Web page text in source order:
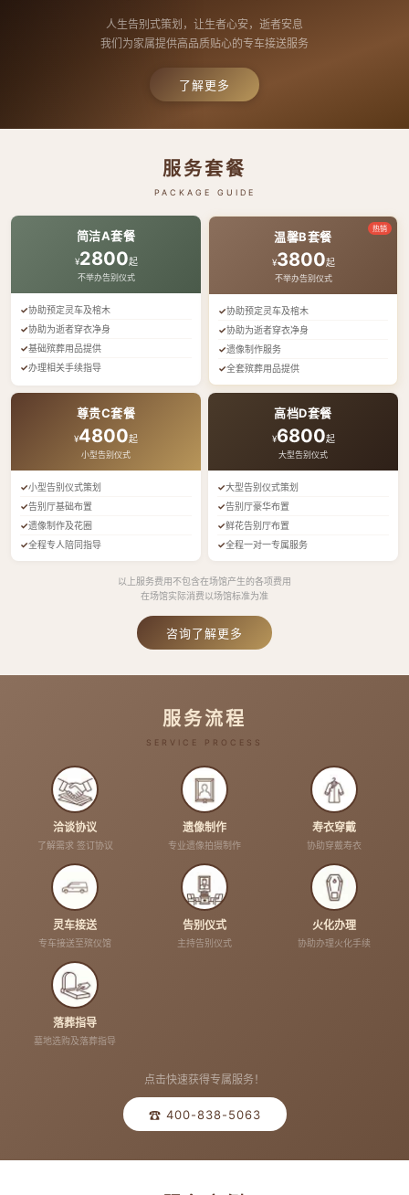
人生告别式策划，让生者心安，逝者安息
我们为家属提供高品质贴心的专车接送服务
了解更多
服务套餐
PACKAGE GUIDE
简洁A套餐
¥2800起
不举办告别仪式
协助预定灵车及棺木
协助为逝者穿衣净身
基础殡葬用品提供
办理相关手续指导
热销
温馨B套餐
¥3800起
不举办告别仪式
协助预定灵车及棺木
协助为逝者穿衣净身
遗像制作服务
全套殡葬用品提供
尊贵C套餐
¥4800起
小型告别仪式
小型告别仪式策划
告别厅基础布置
遗像制作及花圈
全程专人陪同指导
高档D套餐
¥6800起
大型告别仪式
大型告别仪式策划
告别厅豪华布置
鲜花告别厅布置
全程一对一专属服务
以上服务费用不包含在场馆产生的各项费用
在场馆实际消费以场馆标准为准
咨询了解更多
服务流程
SERVICE PROCESS
洽谈协议
了解需求 签订协议
遗像制作
专业遗像拍摄制作
寿衣穿戴
协助穿戴寿衣
灵车接送
专车接送至殡仪馆
告别仪式
主持告别仪式
火化办理
协助办理火化手续
落葬指导
墓地选购及落葬指导
点击快速获得专属服务！
☎ 400-838-5063